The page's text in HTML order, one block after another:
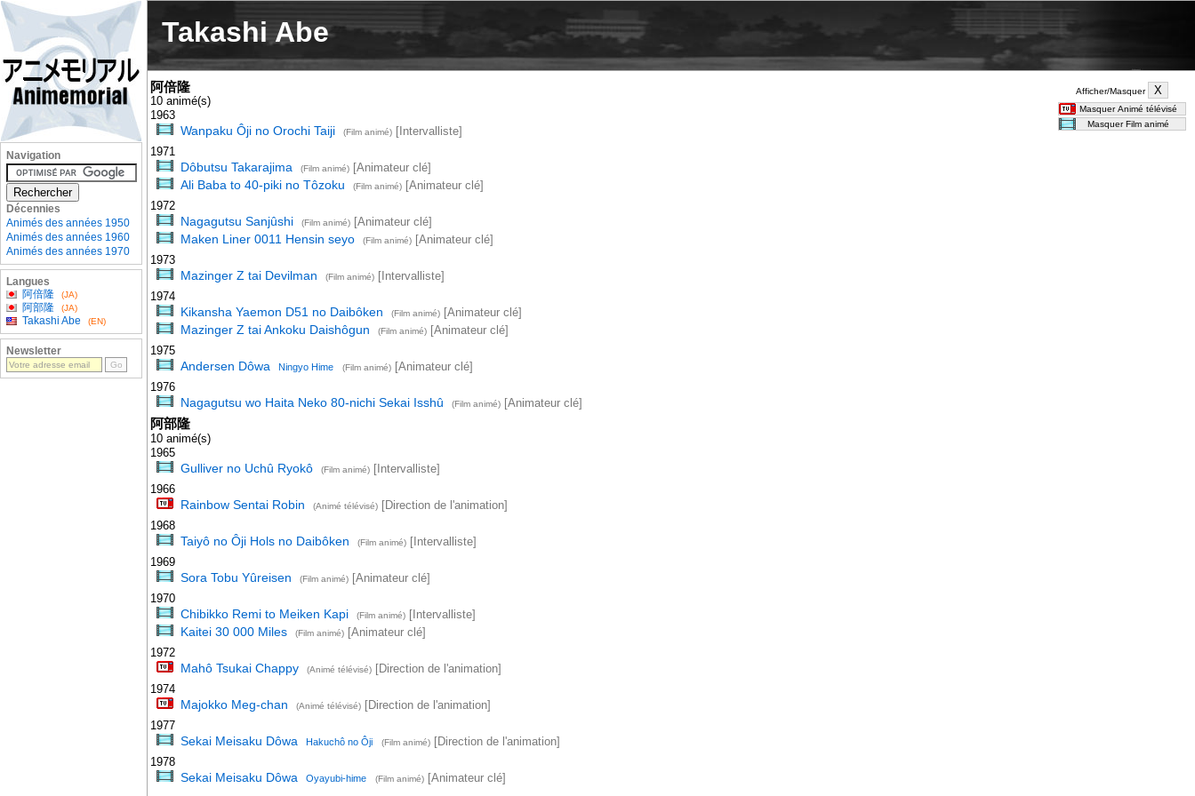
Takashi Abe
Afficher/Masquer
阿倍隆
10 animé(s)
1963
Wanpaku Ôji no Orochi Taiji (Film animé)[Intervalliste]
1971
Dôbutsu Takarajima (Film animé)[Animateur clé]
Ali Baba to 40-piki no Tôzoku (Film animé)[Animateur clé]
1972
Nagagutsu Sanjûshi (Film animé)[Animateur clé]
Maken Liner 0011 Hensin seyo (Film animé)[Animateur clé]
1973
Mazinger Z tai Devilman (Film animé)[Intervalliste]
1974
Kikansha Yaemon D51 no Daibôken (Film animé)[Animateur clé]
Mazinger Z tai Ankoku Daishôgun (Film animé)[Animateur clé]
1975
Andersen Dôwa Ningyo Hime (Film animé)[Animateur clé]
1976
Nagagutsu wo Haita Neko 80-nichi Sekai Isshû (Film animé)[Animateur clé]
阿部隆
10 animé(s)
1965
Gulliver no Uchû Ryokô (Film animé)[Intervalliste]
1966
Rainbow Sentai Robin (Animé télévisé)[Direction de l'animation]
1968
Taiyô no Ôji Hols no Daibôken (Film animé)[Intervalliste]
1969
Sora Tobu Yûreisen (Film animé)[Animateur clé]
1970
Chibikko Remi to Meiken Kapi (Film animé)[Intervalliste]
Kaitei 30 000 Miles (Film animé)[Animateur clé]
1972
Mahô Tsukai Chappy (Animé télévisé)[Direction de l'animation]
1974
Majokko Meg-chan (Animé télévisé)[Direction de l'animation]
1977
Sekai Meisaku Dôwa Hakuchô no Ôji (Film animé)[Direction de l'animation]
1978
Sekai Meisaku Dôwa Oyayubi-hime (Film animé)[Animateur clé]
Navigation
Décennies
Animés des années 1950
Animés des années 1960
Animés des années 1970
Langues
阿倍隆
(JA)
阿部隆 (JA)
Takashi Abe (EN)
Newsletter